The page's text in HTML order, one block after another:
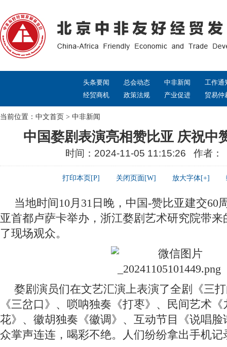
头条要闻 总会动态 中非新闻
工作通
经贸商机
政策法规 产业促进 贸易仲
当前位置： 中文首页 > 中非新闻
中国婺剧表演亮相赞比亚 庆祝中
时间：2024-11-05 11:15:26 作者
打印本页[P] 关闭页面[W] 放大字体[+]
当地时间10月31日晚，中国-赞比亚建交60
亚首都卢萨卡举办，浙江婺剧艺术研究院带
了现场观众。
婺剧演员们在文艺汇演上表演了全剧《三
《三岔口》、唢呐独奏《打枣》、民间艺术
花》、徽胡独奏《徽调》、互动节目《说唱
众掌声连连，喝彩不绝。人们纷纷拿出手机记